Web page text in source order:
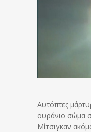
Αυτόπτες
ουράνιο σώμα
Μίτσιγκαν